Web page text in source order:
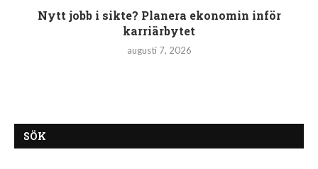
Nytt jobb i sikte? Planera ekonomin inför
karriärbytet
augusti 7, 2026
SÖK